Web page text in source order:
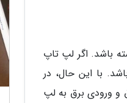
باشد. اگر لپ تاپ
با این حال، در
و ورودی برق به لپ